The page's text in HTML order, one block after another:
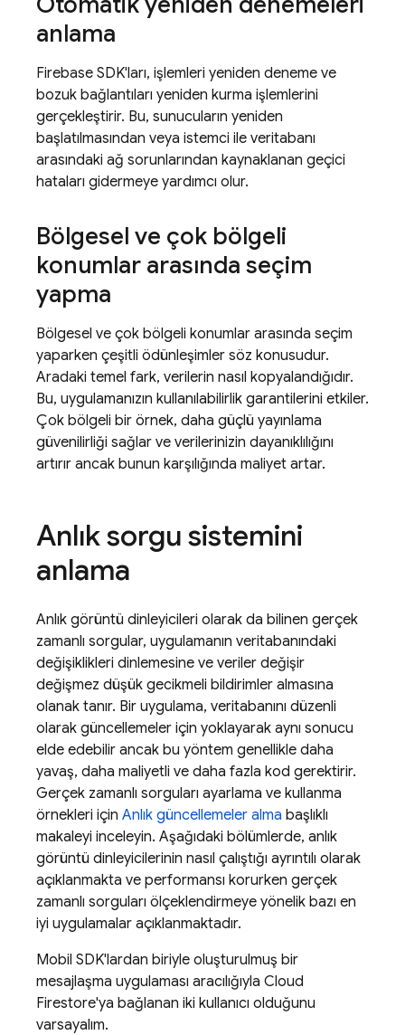
anlama
Firebase SDK'ları, işlemleri yeniden deneme ve
bozuk bağlantıları yeniden kurma işlemlerini
gerçekleştirir. Bu, sunucuların yeniden
başlatılmasından veya istemci ile veritabanı
arasındaki ağ sorunlarından kaynaklanan geçici
hataları gidermeye yardımcı olur.
Bölgesel ve çok bölgeli
konumlar arasında seçim
yapma
Bölgesel ve çok bölgeli konumlar arasında seçim
yaparken çeşitli ödünleşimler söz konusudur.
Aradaki temel fark, verilerin nasıl kopyalandığıdır.
Bu, uygulamanızın kullanılabilirlik garantilerini etkiler.
Çok bölgeli bir örnek, daha güçlü yayınlama
güvenilirliği sağlar ve verilerinizin dayanıklılığını
artırır ancak bunun karşılığında maliyet artar.
Anlık sorgu sistemini
anlama
Anlık görüntü dinleyicileri olarak da bilinen gerçek
zamanlı sorgular, uygulamanın veritabanındaki
değişiklikleri dinlemesine ve veriler değişir
değişmez düşük gecikmeli bildirimler almasına
olanak tanır. Bir uygulama, veritabanını düzenli
olarak güncellemeler için yoklayarak aynı sonucu
elde edebilir ancak bu yöntem genellikle daha
yavaş, daha maliyetli ve daha fazla kod gerektirir.
Gerçek zamanlı sorguları ayarlama ve kullanma
örnekleri için Anlık güncellemeler alma başlıklı
makaleyi inceleyin. Aşağıdaki bölümlerde, anlık
görüntü dinleyicilerinin nasıl çalıştığı ayrıntılı olarak
açıklanmakta ve performansı korurken gerçek
zamanlı sorguları ölçeklendirmeye yönelik bazı en
iyi uygulamalar açıklanmaktadır.
Mobil SDK'lardan biriyle oluşturulmuş bir
mesajlaşma uygulaması aracılığıyla Cloud
Firestore'ya bağlanan iki kullanıcı olduğunu
varsayalım.